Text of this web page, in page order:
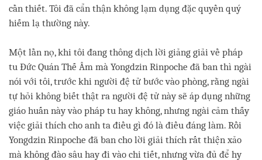
cần thiết. Tôi đã cẩn thận không lạm dụng đặc quyền quý
hiếm lạ thường này.
Một lần nọ, khi tôi đang thông dịch lời giảng giải về pháp
tu Đức Quán Thế Âm mà Yongdzin Rinpoche đã ban thì ngài
nói với tôi, trước khi người đệ tử bước vào phòng, rằng ngài
tự hỏi không biết thật ra người đệ tử này sẽ áp dụng những
giáo huấn này vào pháp tu hay không, nhưng ngài cảm thấy
việc giải thích cho anh ta điều gì đó là điều đáng làm. Rồi
Yongdzin Rinpoche đã ban cho lời giải thích rất thiện xảo
mà không đào sâu hay đi vào chi tiết, nhưng vừa đủ để hy